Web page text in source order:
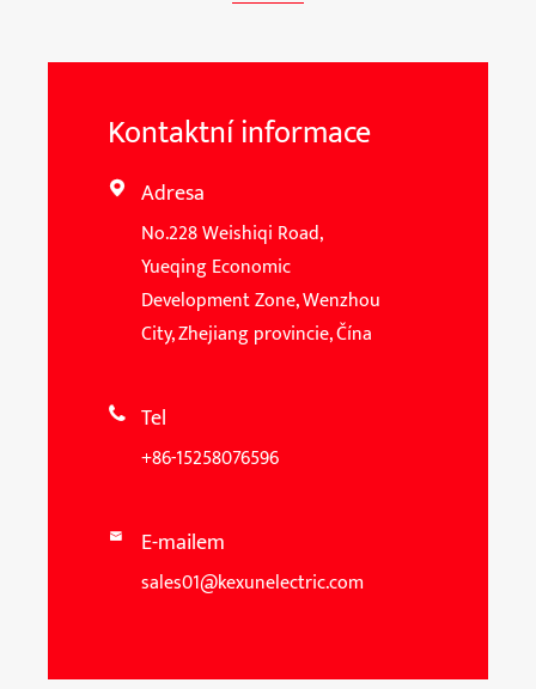
Kontaktní informace
 Adresa
No.228 Weishiqi Road,
Yueqing Economic
Development Zone, Wenzhou
City, Zhejiang provincie, Čína
 Tel
+86-15258076596
 E-mailem
sales01@kexunelectric.com